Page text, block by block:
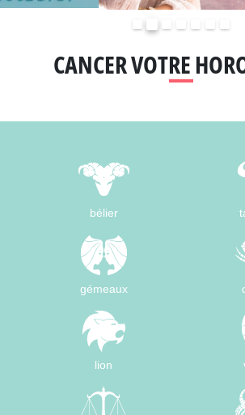
CANCER VOTRE
bélier
gémeaux
lion